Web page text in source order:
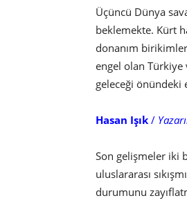
Üçüncü Dünya
beklemekte. Kürt
donanım
engel olan Türkiye
geleceği önündeki
Hasan Işık /
Son gelişmeler iki
uluslararası
durumunu